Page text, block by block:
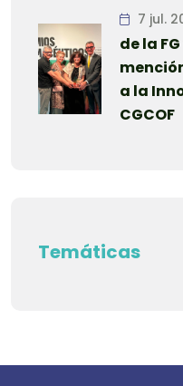
7 jul.
de la
a la
CGCOF
Temáticas